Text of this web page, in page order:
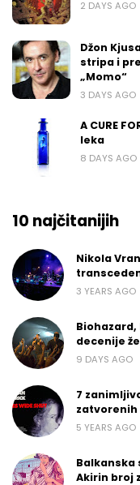
2 DAYS AGO
Džon
stripa i
„Momo“
3 DAYS AGO
A CURE
leka
8 DAYS AGO
10 najčitanijih
Nikola
3 YEARS AGO
Biohazard,
decenije
9 DAYS AGO
7
zatvorenih
5 YEARS AGO
Balkanska
Akirin broj